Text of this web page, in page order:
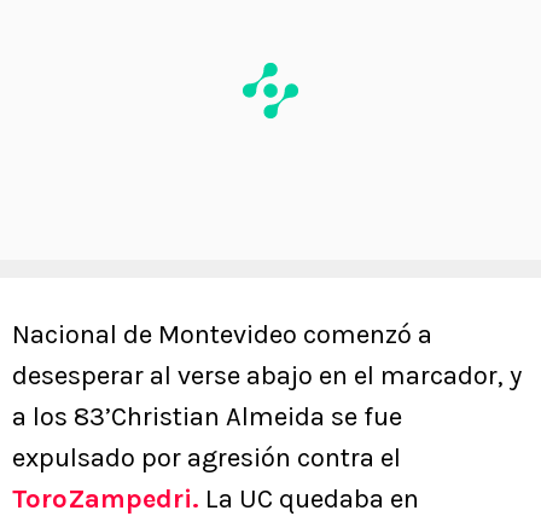
Nacional de Montevideo comenzó a
desesperar al verse abajo en el marcador, y
a los 83’Christian Almeida se fue
expulsado por agresión contra el
ToroZampedri. La UC quedaba en